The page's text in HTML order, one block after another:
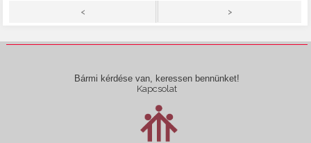
< >
Bármi kérdése van, keressen bennünket!
Kapcsolat